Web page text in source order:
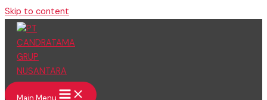
Skip to content
Main Menu